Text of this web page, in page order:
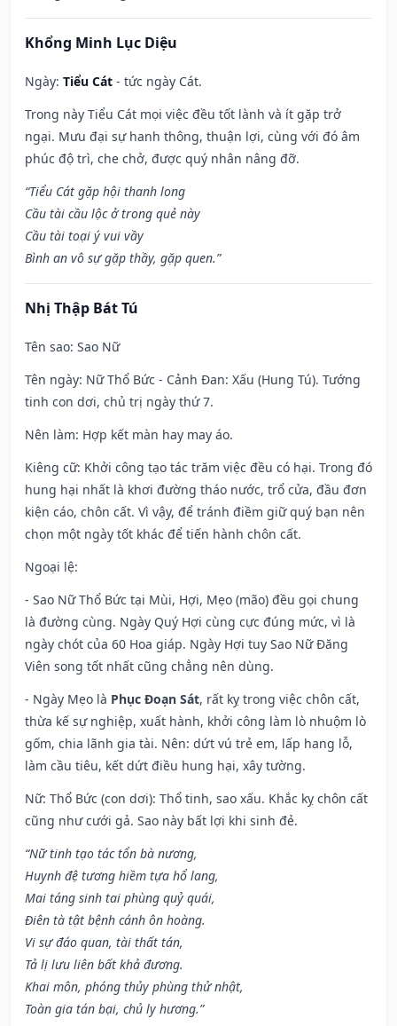
Khổng Minh Lục Diệu
Ngày: Tiểu Cát - tức ngày Cát.
Trong này Tiểu Cát mọi việc đều tốt lành và ít gặp trở
ngại. Mưu đại sự hanh thông, thuận lợi, cùng với đó âm
phúc độ trì, che chở, được quý nhân nâng đỡ.
“Tiểu Cát gặp hội thanh long
Cầu tài cầu lộc ở trong quẻ này
Cầu tài toại ý vui vầy
Bình an vô sự gặp thầy, gặp quen.”
Nhị Thập Bát Tú
Tên sao: Sao Nữ
Tên ngày: Nữ Thổ Bức - Cảnh Đan: Xấu (Hung Tú). Tướng
tinh con dơi, chủ trị ngày thứ 7.
Nên làm: Hợp kết màn hay may áo.
Kiêng cữ: Khởi công tạo tác trăm việc đều có hại. Trong đó
hung hại nhất là khơi đường tháo nước, trổ cửa, đầu đơn
kiện cáo, chôn cất. Vì vậy, để tránh điềm giữ quý bạn nên
chọn một ngày tốt khác để tiến hành chôn cất.
Ngoại lệ:
- Sao Nữ Thổ Bức tại Mùi, Hợi, Mẹo (mão) đều gọi chung
là đường cùng. Ngày Quý Hợi cùng cực đúng mức, vì là
ngày chót của 60 Hoa giáp. Ngày Hợi tuy Sao Nữ Đăng
Viên song tốt nhất cũng chẳng nên dùng.
- Ngày Mẹo là Phục Đoạn Sát, rất kỵ trong việc chôn cất,
thừa kế sự nghiệp, xuất hành, khởi công làm lò nhuộm lò
gốm, chia lãnh gia tài. Nên: dứt vú trẻ em, lấp hang lỗ,
làm cầu tiêu, kết dứt điều hung hại, xây tường.
Nữ: Thổ Bức (con dơi): Thổ tinh, sao xấu. Khắc kỵ chôn cất
cũng như cưới gả. Sao này bất lợi khi sinh đẻ.
“Nữ tinh tạo tác tổn bà nương,
Huynh đệ tương hiềm tựa hổ lang,
Mai táng sinh tai phùng quỷ quái,
Điên tà tật bệnh cánh ôn hoàng.
Vi sự đáo quan, tài thất tán,
Tả lị lưu liên bất khả đương.
Khai môn, phóng thủy phùng thử nhật,
Toàn gia tán bại, chủ ly hương.”